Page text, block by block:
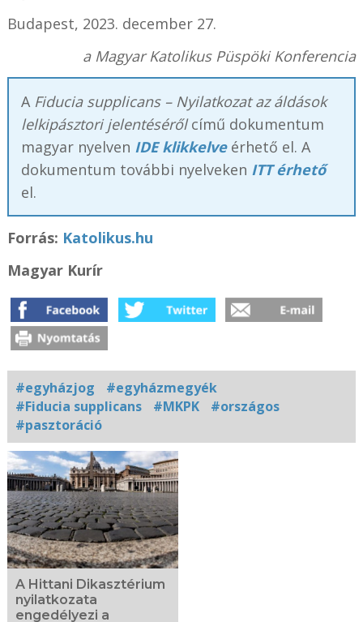
Budapest, 2023. december 27.
a Magyar Katolikus Püspöki Konferencia
A Fiducia supplicans – Nyilatkozat az áldások
lelkipásztori jelentésérőlcímű dokumentum
magyar nyelven IDE klikkelveérhető el. A
dokumentum további nyelveken ITT érhető
el.
Forrás: Katolikus.hu
Magyar Kurír
#egyházjog
#egyházmegyék
#Fiducia supplicans
#MKPK
#országos
#pasztoráció
Kapcsolódó
fotógaléria
A Hittani Dikasztérium
nyilatkozata
engedélyezi a